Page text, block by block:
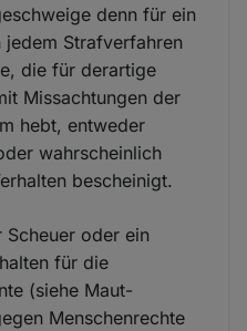
denn für ein
jedem Strafverfahren
die für derartige
Missachtungen der
hebt, entweder
wahrscheinlich
bescheinigt.
Scheuer oder ein
für die
(siehe Maut-
Menschenrechte